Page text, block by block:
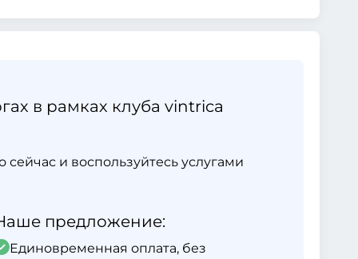
в рамках клуба vintrica
и воспользуйтесь услугами
предложение:
Единовременная оплата, без